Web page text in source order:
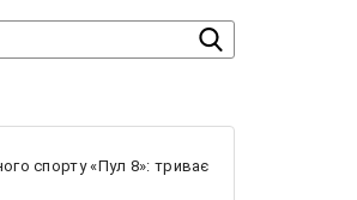
спорту «Пул 8»: триває